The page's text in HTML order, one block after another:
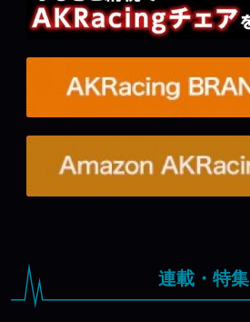
連載・特集